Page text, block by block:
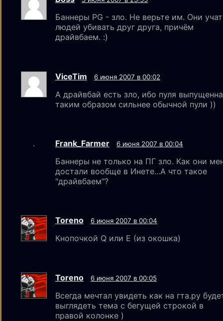
Баннеры PG - зло. Не верьте им. Они учат
людей убивать друг друга, причём
драйвбаем. :)
ViceTim 6 июня 2007 в 00:02
А драйвбай есть зло, ибо пуля
таким образом сильнее обычной пули ))
Frank_Farmer 6 июня 2007 в 00:04
Баннеры не только на ПГ зло. Как они
достали вообще в Инете...А что такое
"драйвбаем"?
Toreno 6 июня 2007 в 00:04
Кнопочкой Q или E (из окошка)
Toreno 6 июня 2007 в 00:05
Всегда мечтал увидеть как на гта.ру
выглядеть тема с бегущей строкой в
правой колонке )